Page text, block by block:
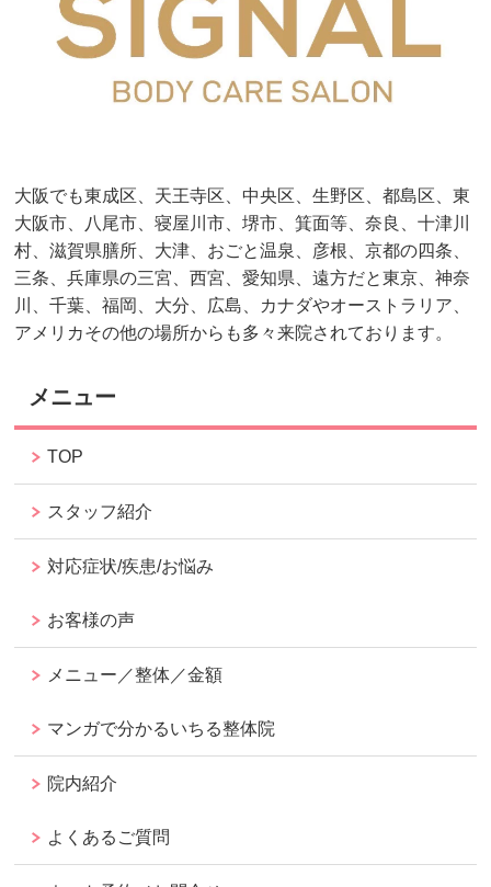
大阪でも東成区、天王寺区、中央区、生野区、都島区、東
大阪市、八尾市、寝屋川市、堺市、箕面等、奈良、十津川
村、滋賀県膳所、大津、おごと温泉、彦根、京都の四条、
三条、兵庫県の三宮、西宮、愛知県、遠方だと東京、神奈
川、千葉、福岡、大分、広島、カナダやオーストラリア、
アメリカその他の場所からも多々来院されております。
メニュー
TOP
スタッフ紹介
対応症状/疾患/お悩み
お客様の声
メニュー／整体／金額
マンガで分かるいちる整体院
院内紹介
よくあるご質問